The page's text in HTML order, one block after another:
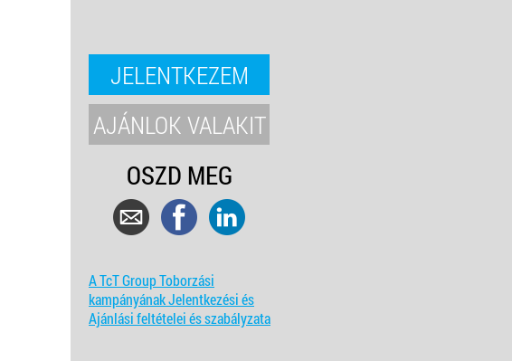
JELENTKEZEM
AJÁNLOK VALAKIT
OSZD MEG
A TcT Group Toborzási
kampányának Jelentkezési és
Ajánlási feltételei és szabályzata